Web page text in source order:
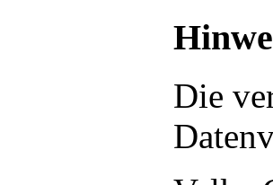
Die